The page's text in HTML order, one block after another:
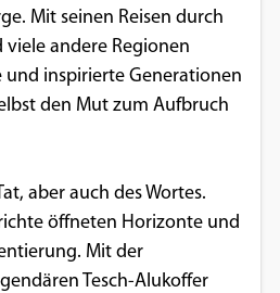
Mit seinen Reisen durch
andere Regionen
und inspirierte Generationen
den Mut zum Aufbruch
aber auch des Wortes.
öffneten Horizonte und
Mit der
Tesch-Alukoffer
und
anzeigen zu
gesetzt.